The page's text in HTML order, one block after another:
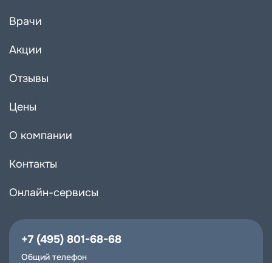
Врачи
Акции
Отзывы
Цены
О компании
Контакты
Онлайн-сервисы
+7 (495) 801-68-68
Общий телефон